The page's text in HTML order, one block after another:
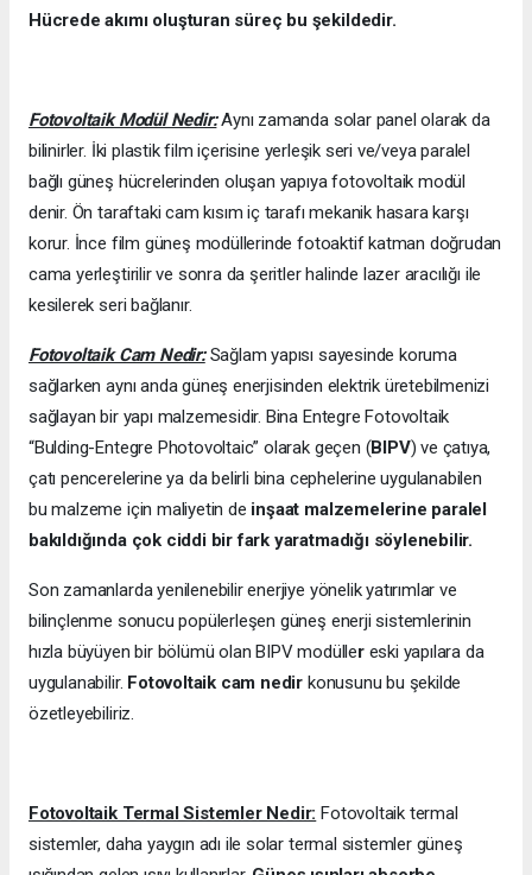
Hücrede akımı oluşturan süreç bu şekildedir.
Fotovoltaik Modül Nedir:Aynı zamanda solar panel olarak da
bilinirler. İki plastik film içerisine yerleşik seri ve/veya paralel
bağlı güneş hücrelerinden oluşan yapıya fotovoltaik modül
denir. Ön taraftaki cam kısım iç tarafı mekanik hasara karşı
korur. İnce film güneş modüllerinde fotoaktif katman doğrudan
cama yerleştirilir ve sonra da şeritler halinde lazer aracılığı ile
kesilerek seri bağlanır.
Fotovoltaik Cam Nedir:Sağlam yapısı sayesinde koruma
sağlarken aynı anda güneş enerjisinden elektrik üretebilmenizi
sağlayan bir yapı malzemesidir. Bina Entegre Fotovoltaik
“Bulding-Entegre Photovoltaic” olarak geçen (BIPV) ve çatıya,
çatı pencerelerine ya da belirli bina cephelerine uygulanabilen
bu malzeme için maliyetin de inşaat malzemelerine paralel
bakıldığında çok ciddi bir fark yaratmadığı söylenebilir.
Son zamanlarda yenilenebilir enerjiye yönelik yatırımlar ve
bilinçlenme sonucu popülerleşen güneş enerji sistemlerinin
hızla büyüyen bir bölümü olan BIPV modüller eski yapılara da
uygulanabilir. Fotovoltaik cam nedir konusunu bu şekilde
özetleyebiliriz.
Fotovoltaik Termal Sistemler Nedir: Fotovoltaik termal
sistemler, daha yaygın adı ile solar termal sistemler güneş